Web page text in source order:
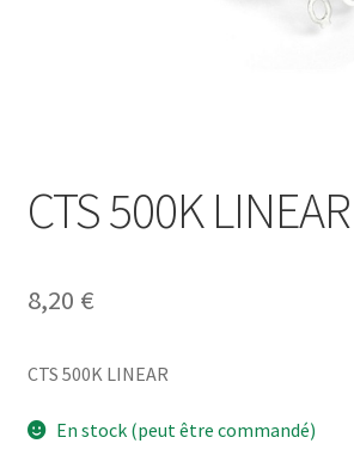
CTS 500K LINEAR
8,20 €
CTS 500K LINEAR
En stock (peut être commandé)